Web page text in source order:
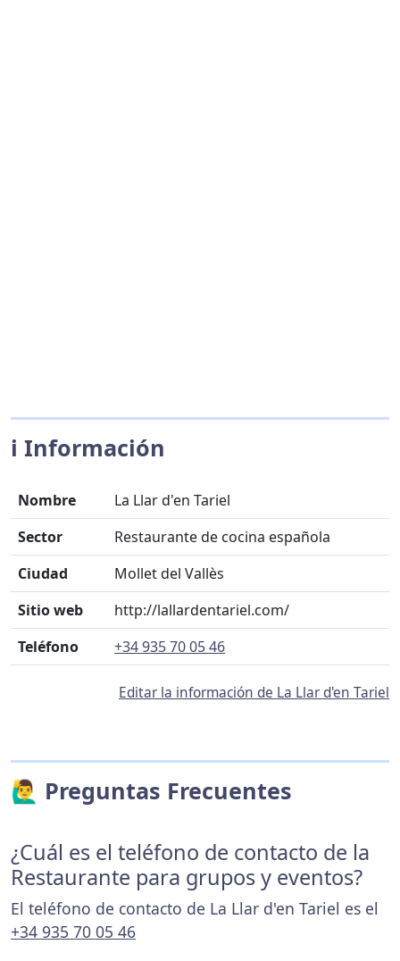
ℹ️ Información
Nombre
La Llar d'en Tariel
Sector
Restaurante de cocina española
Ciudad
Mollet del Vallès
Sitio web
http://lallardentariel.com/
Teléfono
+34 935 70 05 46
Editar la información de La Llar d'en Tariel
🙋‍♂️ Preguntas Frecuentes
¿Cuál es el teléfono de contacto de la
Restaurante para grupos y eventos?
El teléfono de contacto de La Llar d'en Tariel es el
+34 935 70 05 46